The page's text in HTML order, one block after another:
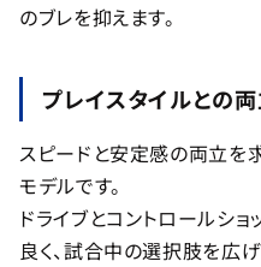
のブレを抑えます。
プレイスタイルとの
スピードと安定感の両立を
モデルです。
ドライブとコントロールシ
良く、試合中の選択肢を広げ